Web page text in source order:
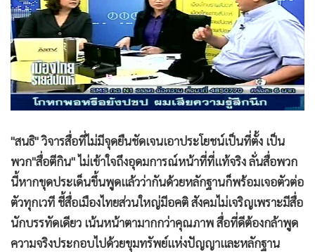
• Management & HR
• MGR Live
• Infographic
• การเมือง
ท่องเที่ยว
• ต่างประเทศ
• Special Scoop
• เศรษฐกิจ-ธุรกิจ
• จีน
• ชุมชน-คุณภาพชีวิต
"สนธิ" วิจารสื่อที่ไม่มีจุดยืนชัดเจนเอาประโยชน์เป็นที่ตั้ง เป็น
พวก"สื่อตีกิน" ไม่เข้าใจถึงอุดมการณ์หน้าที่ที่แท้จริง ลั่นสื่อพวก
นี้หากขุดประเด็นขึ้นพูดแล้วว่ากันด้วยหลักฐานก็พร้อมเจอตัวต่อ
ตัวทุกเวที ชี้สื่อเมืองไทยส่วนใหญ่มีอคติ สังคมไม่เจริญเพราะมีสื่อ
นักบรรทัดเดียว เน้นหน้าตามากกว่าคุณภาพ สื่อที่ดีต้องกล้าพูด
ความจริงประกอบไปด้วยขุมทรัพย์แห่งปัญญาและหลักฐาน